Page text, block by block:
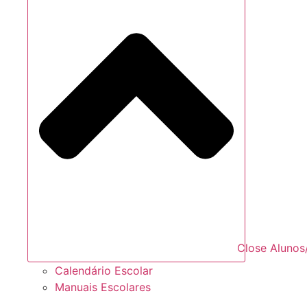
Close
Calendário Escolar
Manuais Escolares